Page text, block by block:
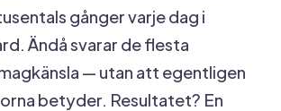
gånger varje dag i
Ändå svarar de flesta
— utan att egentligen
betyder. Resultatet? En